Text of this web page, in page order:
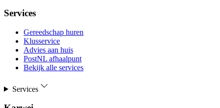
Services
Gereedschap huren
Klusservice
Advies aan huis
PostNL afhaalpunt
Bekijk alle services
Services